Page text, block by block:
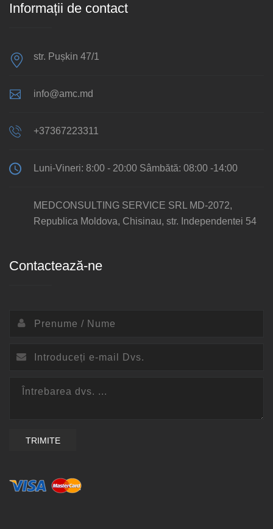
Informații de contact
str. Pușkin 47/1
info@amc.md
+37367223311
Luni-Vineri: 8:00 - 20:00 Sâmbătă: 08:00 -14:00
MEDCONSULTING SERVICE SRL MD-2072,
Republica Moldova, Chisinau, str. Independentei 54
Contactează-ne
TRIMITE